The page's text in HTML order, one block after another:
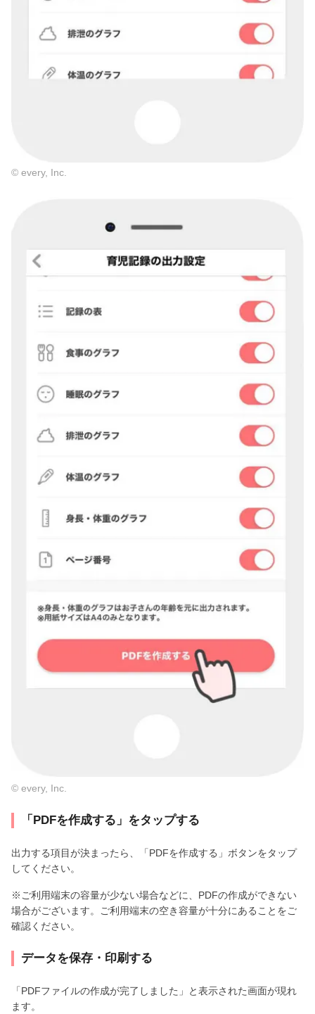
© every, Inc.
© every, Inc.
「PDFを作成する」をタップする
出力する項目が決まったら、「PDFを作成する」ボタンをタップ
してください。
※ご利用端末の容量が少ない場合などに、PDFの作成ができない
場合がございます。ご利用端末の空き容量が十分にあることをご
確認ください。
データを保存・印刷する
「PDFファイルの作成が完了しました」と表示された画面が現れ
ます。